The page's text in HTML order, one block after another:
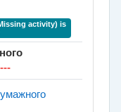
activity) is